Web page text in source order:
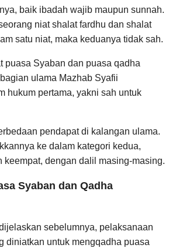
baik ibadah wajib maupun sunnah.
niat shalat fardhu dan shalat
satu niat, maka keduanya tidak sah.
puasa Syaban dan puasa qadha
ulama Mazhab Syafii
hukum pertama, yakni sah untuk
pendapat di kalangan ulama.
ke dalam kategori kedua,
keempat, dengan dalil masing-masing.
Syaban dan Qadha
sebelumnya, pelaksanaan
diniatkan untuk mengqadha puasa